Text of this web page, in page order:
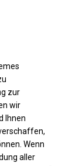
zur
wir
Ihnen
Wenn
aller